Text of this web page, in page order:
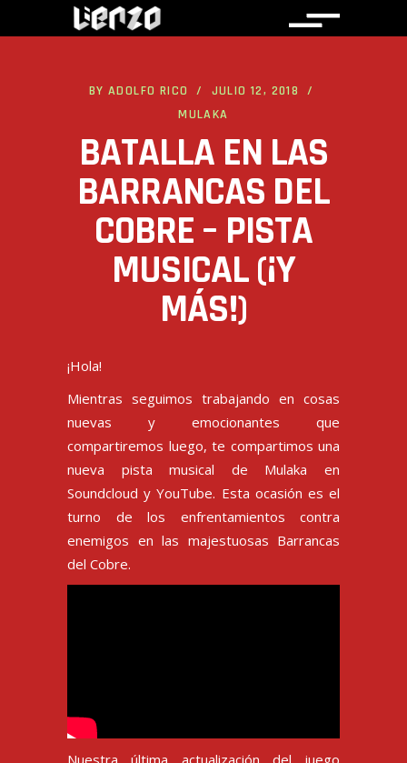
BYADOLFO RICO
JULIO 12, 2018
MULAKA
BATALLA EN LAS
BARRANCAS DEL
COBRE – PISTA
MUSICAL (¡Y
MÁS!)
¡Hola!
Mientras seguimos trabajando en cosas
nuevas y emocionantes que
compartiremos luego, te compartimos una
nueva pista musical de Mulaka en
Soundcloud yYouTube. Esta ocasión es el
turno de los enfrentamientos contra
enemigos en las majestuosas Barrancas
del Cobre.
Nuestra última actualización del juego